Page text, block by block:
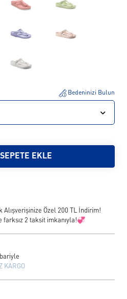
Bedeninizi Bulun
SEPETE EKLE
Özel 200 TL İndirim!
farksız 2 taksit imkanıyla!💞
KARGO